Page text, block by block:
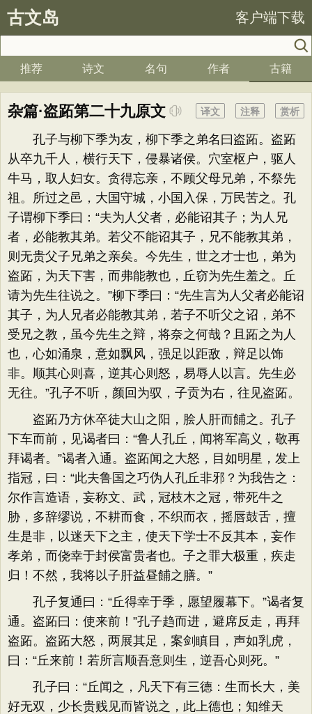
古文岛 客户端下载
推荐 诗文 名句 作者 古籍
杂篇·盗跖第二十九原文 赏析
注释
译文
孔子与柳下季为友，柳下季之弟名曰盗跖。盗跖
从卒九千人，横行天下，侵暴诸侯。穴室枢户，驱人
牛马，取人妇女。贪得忘亲，不顾父母兄弟，不祭先
祖。所过之邑，大国守城，小国入保，万民苦之。孔
子谓柳下季曰：“夫为人父者，必能诏其子；为人兄
者，必能教其弟。若父不能诏其子，兄不能教其弟，
则无贵父子兄弟之亲矣。今先生，世之才士也，弟为
盗跖，为天下害，而弗能教也，丘窃为先生羞之。丘
请为先生往说之。”柳下季曰：“先生言为人父者必能诏
其子，为人兄者必能教其弟，若子不听父之诏，弟不
受兄之教，虽今先生之辩，将奈之何哉？且跖之为人
也，心如涌泉，意如飘风，强足以距敌，辩足以饰
非。顺其心则喜，逆其心则怒，易辱人以言。先生必
无往。”孔子不听，颜回为驭，子贡为右，往见盗跖。
盗跖乃方休卒徒大山之阳，脍人肝而餔之。孔子
下车而前，见谒者曰：“鲁人孔丘，闻将军高义，敬再
拜谒者。”谒者入通。盗跖闻之大怒，目如明星，发上
指冠，曰：“此夫鲁国之巧伪人孔丘非邪？为我告之：
尔作言造语，妄称文、武，冠枝木之冠，带死牛之
胁，多辞缪说，不耕而食，不织而衣，摇唇鼓舌，擅
生是非，以迷天下之主，使天下学士不反其本，妄作
孝弟，而侥幸于封侯富贵者也。子之罪大极重，疾走
归！不然，我将以子肝益昼餔之膳。”
孔子复通曰：“丘得幸于季，愿望履幕下。”谒者复
通。盗跖曰：使来前！”孔子趋而进，避席反走，再拜
盗跖。盗跖大怒，两展其足，案剑瞋目，声如乳虎，
曰：“丘来前！若所言顺吾意则生，逆吾心则死。”
孔子曰：“丘闻之，凡天下有三德：生而长大，美
好无双，少长贵贱见而皆说之，此上德也；知维天